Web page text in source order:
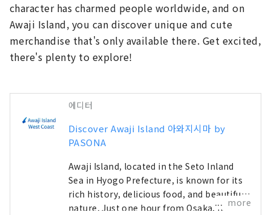
character has charmed people worldwide, and on
Awaji Island, you can discover unique and cute
merchandise that's only available there. Get excited,
there's plenty to explore!
에디터
Discover Awaji Island 아와지시마 by
PASONA
Awaji Island, located in the Seto Inland
Sea in Hyogo Prefecture, is known for its
rich history, delicious food, and beautiful
nature. Just one hour from Osaka, it more